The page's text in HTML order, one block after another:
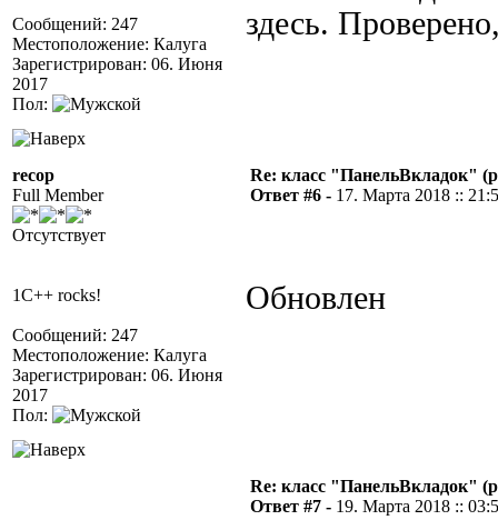
Сообщений: 247
Местоположение: Калуга
Зарегистрирован: 06. Июня
2017
Пол:
здесь.
recop
Full Member
Отсутствует
1C++ rocks!
Сообщений: 247
Местоположение: Калуга
Зарегистрирован: 06. Июня
2017
Пол:
Re: класс "ПанельВкладок"
Ответ #6 - 17. Марта 2018 ::
Обновлен
Re: класс "ПанельВкладок"
Ответ #7 - 19. Марта 2018 ::